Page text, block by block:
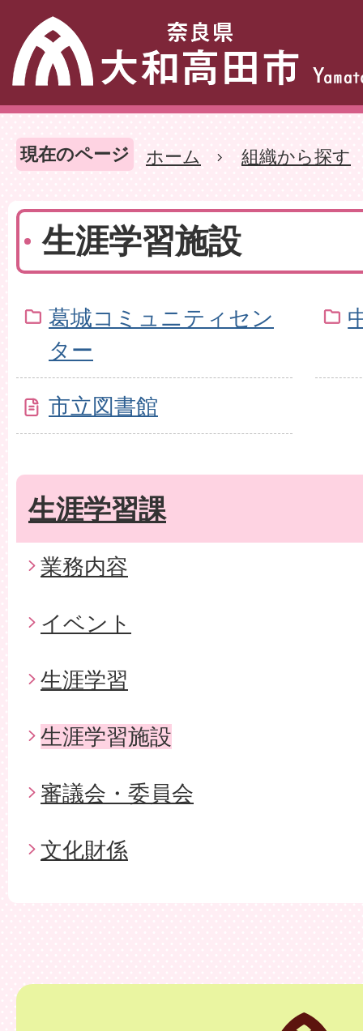
現在のページ ホーム 組織から探す
生涯学習施設
葛城コミュニティセン
ター
市立図書館
生涯学習課
業務内容
イベント
生涯学習
生涯学習施設
審議会・委員会
文化財係